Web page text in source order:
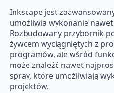
Inkscape jest
umożliwia wykonanie
Rozbudowany przybornik
żywcem wyciągniętych z
programów, ale wśród
może znaleźć nawet
spray, które umożliwiają
projektów.